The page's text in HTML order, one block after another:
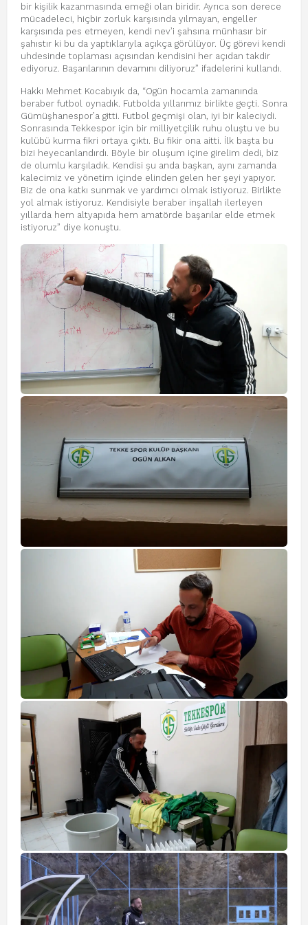
bir kişilik kazanmasında emeği olan biridir. Ayrıca son derece
mücadeleci, hiçbir zorluk karşısında yılmayan, engeller
karşısında pes etmeyen, kendi nev’i şahsına münhasır bir
şahıstır ki bu da yaptıklarıyla açıkça görülüyor. Üç görevi kendi
uhdesinde toplaması açısından kendisini her açıdan takdir
ediyoruz. Başarılarının devamını diliyoruz” ifadelerini kullandı.
Hakkı Mehmet Kocabıyık da, “Ogün hocamla zamanında
beraber futbol oynadık. Futbolda yıllarımız birlikte geçti. Sonra
Gümüşhanespor’a gitti. Futbol geçmişi olan, iyi bir kaleciydi.
Sonrasında Tekkespor için bir milliyetçilik ruhu oluştu ve bu
kulübü kurma fikri ortaya çıktı. Bu fikir ona aitti. İlk başta bu
bizi heyecanlandırdı. Böyle bir oluşum içine girelim dedi, biz
de olumlu karşıladık. Kendisi şu anda başkan, aynı zamanda
kalecimiz ve yönetim içinde elinden gelen her şeyi yapıyor.
Biz de ona katkı sunmak ve yardımcı olmak istiyoruz. Birlikte
yol almak istiyoruz. Kendisiyle beraber inşallah ilerleyen
yıllarda hem altyapıda hem amatörde başarılar elde etmek
istiyoruz” diye konuştu.